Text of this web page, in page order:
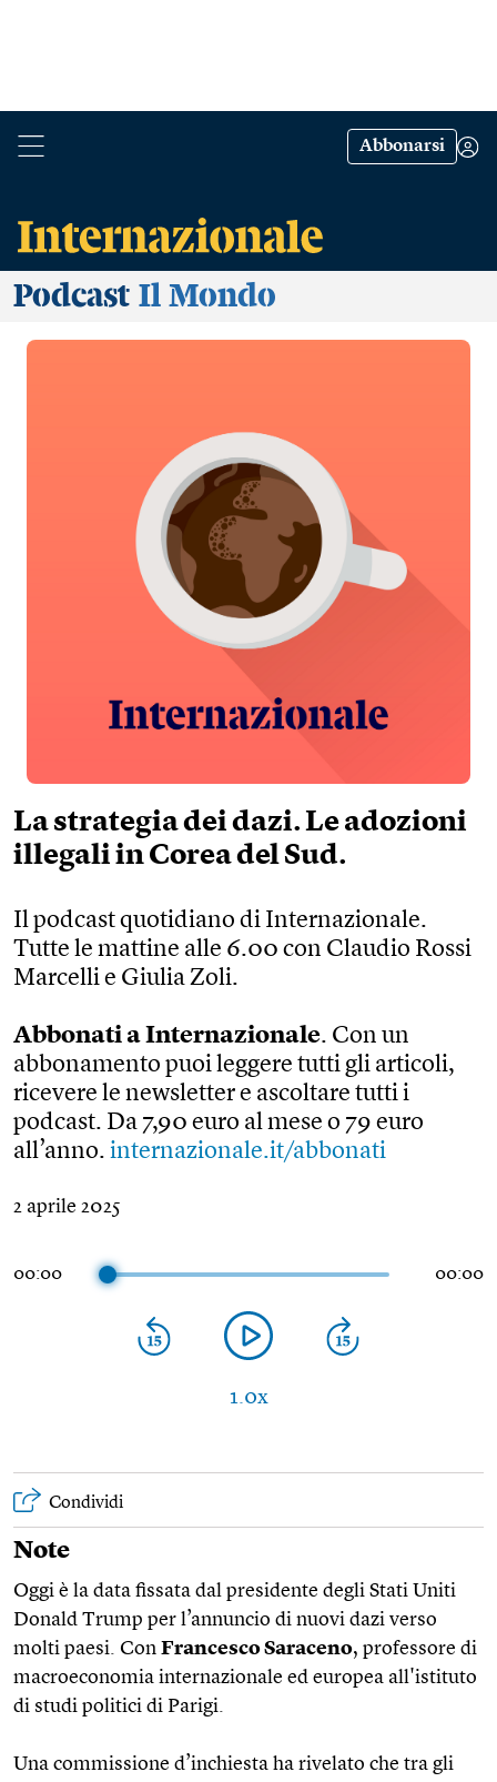
Abbonarsi
Podcast Il Mondo
La strategia dei dazi. Le adozioni
illegali in Corea del Sud.
Il podcast quotidiano di Internazionale.
Tutte le mattine alle 6.00 con Claudio Rossi
Marcelli e Giulia Zoli.
Abbonati a Internazionale. Con un
abbonamento puoi leggere tutti gli articoli,
ricevere le newsletter e ascoltare tutti i
podcast. Da 7,90 euro al mese o 79 euro
all’anno. internazionale.it/abbonati
2 aprile 2025
00:00 00:00
1.0x
Condividi
Note
Oggi è la data fissata dal presidente degli Stati Uniti
Donald Trump per l’annuncio di nuovi dazi verso
molti paesi. Con Francesco Saraceno, professore di
macroeconomia internazionale ed europea all'istituto
di studi politici di Parigi.
Una commissione d’inchiesta ha rivelato che tra gli